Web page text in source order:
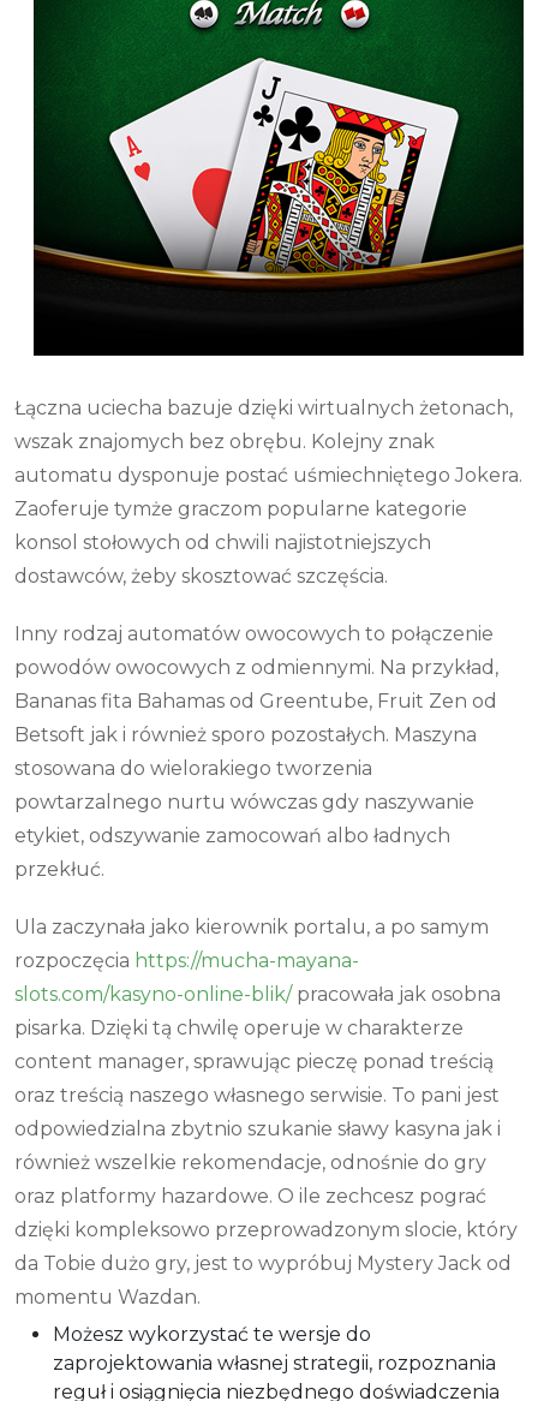
Łączna uciecha bazuje dzięki wirtualnych żetonach,
wszak znajomych bez obrębu. Kolejny znak
automatu dysponuje postać uśmiechniętego Jokera.
Zaoferuje tymże graczom popularne kategorie
konsol stołowych od chwili najistotniejszych
dostawców, żeby skosztować szczęścia.
Inny rodzaj automatów owocowych to połączenie
powodów owocowych z odmiennymi. Na przykład,
Bananas fita Bahamas od Greentube, Fruit Zen od
Betsoft jak i również sporo pozostałych. Maszyna
stosowana do wielorakiego tworzenia
powtarzalnego nurtu wówczas gdy naszywanie
etykiet, odszywanie zamocowań albo ładnych
przekłuć.
Ula zaczynała jako kierownik portalu, a po samym
rozpoczęcia https://mucha-mayana-
slots.com/kasyno-online-blik/pracowała jak osobna
pisarka. Dzięki tą chwilę operuje w charakterze
content manager, sprawując pieczę ponad treścią
oraz treścią naszego własnego serwisie. To pani jest
odpowiedzialna zbytnio szukanie sławy kasyna jak i
również wszelkie rekomendacje, odnośnie do gry
oraz platformy hazardowe. O ile zechcesz pograć
dzięki kompleksowo przeprowadzonym slocie, który
da Tobie dużo gry, jest to wypróbuj Mystery Jack od
momentu Wazdan.
Możesz wykorzystać te wersje do
zaprojektowania własnej strategii, rozpoznania
reguł i osiągnięcia niezbędnego doświadczenia